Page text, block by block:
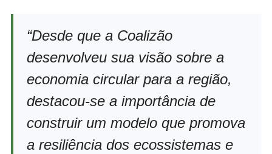
“Desde que a Coalizão
desenvolveu sua visão sobre a
economia circular para a região,
destacou-se a importância de
construir um modelo que promova
a resiliência dos ecossistemas e